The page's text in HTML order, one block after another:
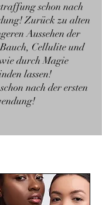
schon nach
Zurück zu alten
Aussehen der
Cellulite und
durch Magie
lassen!
nach der ersten